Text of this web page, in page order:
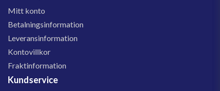
Mitt konto
Betalningsinformation
Leveransinformation
Kontovillkor
Fraktinformation
Kundservice